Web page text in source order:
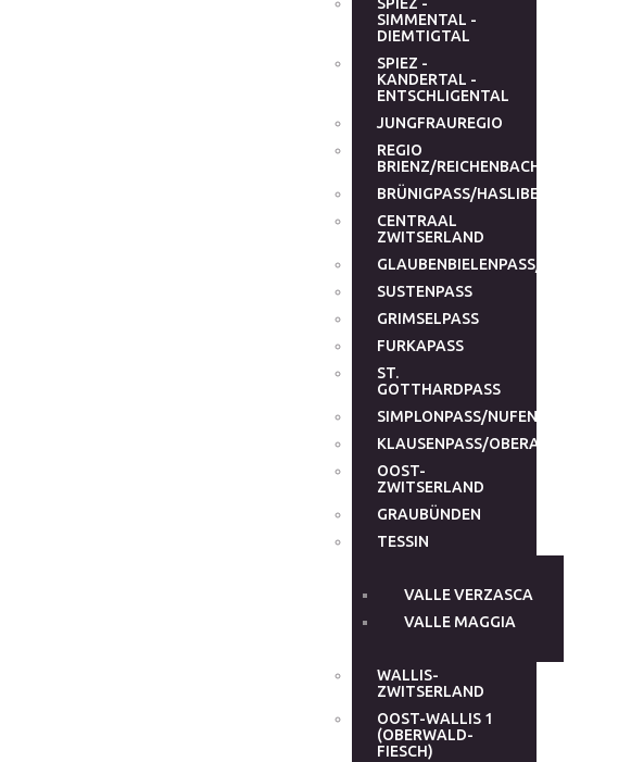
SIMMENTAL -
DIEMTIGTAL
SPIEZ -
KANDERTAL -
ENTSCHLIGENTAL
JUNGFRAUREGIO
REGIO
BRIENZ/REICHENBACHTAL
BRÜNIGPASS/HASLIBERG
CENTRAAL
ZWITSERLAND
GLAUBENBIELENPASS/
SUSTENPASS
GRIMSELPASS
FURKAPASS
ST.
GOTTHARDPASS
SIMPLONPASS/NUFENENPASS
KLAUSENPASS/OBERALPPASS
OOST-
ZWITSERLAND
GRAUBÜNDEN
TESSIN
VALLE VERZASCA
VALLE MAGGIA
WALLIS-
ZWITSERLAND
OOST-WALLIS 1
(OBERWALD-
FIESCH)